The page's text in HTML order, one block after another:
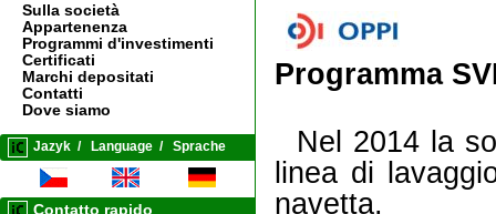
Programma
Nel 2014 la
linea di
navetta.
Sulla società
Appartenenza
Programmi d'investimenti
Certificati
Marchi depositati
Contatti
Dove siamo
Jazyk / Language / Sprache
Contatto rapido